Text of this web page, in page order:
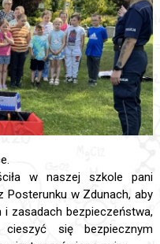
w naszej szkole pani
Posterunku w Zdunach, aby
zasadach bezpieczeństwa,
się bezpiecznym